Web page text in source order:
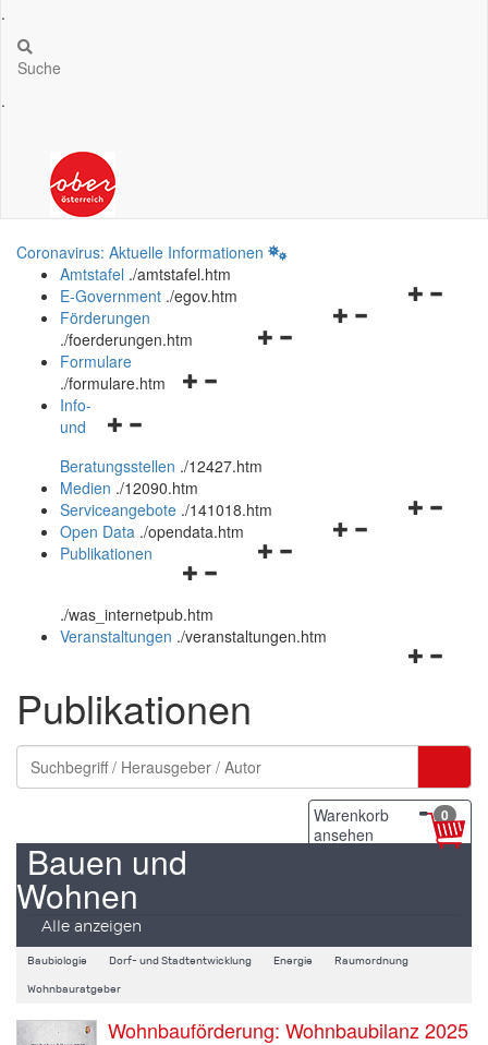
.
Suche
.
Coronavirus: Aktuelle Informationen
Amtstafel ./amtstafel.htm
Navigationsmenü
E-Government ./egov.htm
Navigationsmenü
Förderungen
./foerderungen.htm
Navigationsmenü
Formulare
./formulare.htm
Navigationsmenü
und
schließen
Info-
und
Beratungsstellen ./12427.htm
Medien ./12090.htm
Navigationsmenü
Serviceangebote ./141018.htm
Navigationsmenü
Open Data ./opendata.htm
Navigationsmenü
und
schließen
Publikationen
./was_internetpub.htm
Veranstaltungen ./veranstaltungen.htm
Publikationen
Warenkorb
ansehen
0
Bauen und
Wohnen
Alle anzeigen
Baubiologie Dorf- und Stadtentwicklung Energie Raumordnung
Wohnbauratgeber
Wohnbauförderung: Wohnbaubilanz 2025